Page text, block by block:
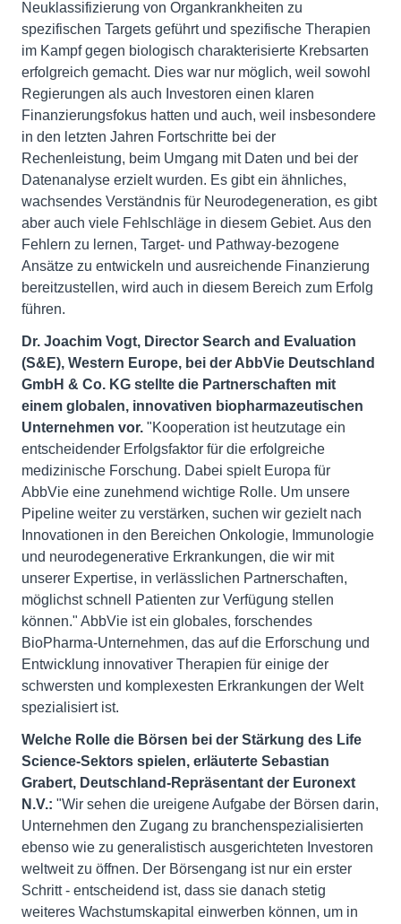
Neuklassifizierung von Organkrankheiten zu
spezifischen Targets geführt und spezifische Therapien
im Kampf gegen biologisch charakterisierte Krebsarten
erfolgreich gemacht. Dies war nur möglich, weil sowohl
Regierungen als auch Investoren einen klaren
Finanzierungsfokus hatten und auch, weil insbesondere
in den letzten Jahren Fortschritte bei der
Rechenleistung, beim Umgang mit Daten und bei der
Datenanalyse erzielt wurden. Es gibt ein ähnliches,
wachsendes Verständnis für Neurodegeneration, es gibt
aber auch viele Fehlschläge in diesem Gebiet. Aus den
Fehlern zu lernen, Target- und Pathway-bezogene
Ansätze zu entwickeln und ausreichende Finanzierung
bereitzustellen, wird auch in diesem Bereich zum Erfolg
führen.
Dr. Joachim Vogt, Director Search and Evaluation
(S&E), Western Europe, bei der AbbVie Deutschland
GmbH & Co. KG stellte die Partnerschaften mit
einem globalen, innovativen biopharmazeutischen
Unternehmen vor. "Kooperation ist heutzutage ein
entscheidender Erfolgsfaktor für die erfolgreiche
medizinische Forschung. Dabei spielt Europa für
AbbVie eine zunehmend wichtige Rolle. Um unsere
Pipeline weiter zu verstärken, suchen wir gezielt nach
Innovationen in den Bereichen Onkologie, Immunologie
und neurodegenerative Erkrankungen, die wir mit
unserer Expertise, in verlässlichen Partnerschaften,
möglichst schnell Patienten zur Verfügung stellen
können." AbbVie ist ein globales, forschendes
BioPharma-Unternehmen, das auf die Erforschung und
Entwicklung innovativer Therapien für einige der
schwersten und komplexesten Erkrankungen der Welt
spezialisiert ist.
Welche Rolle die Börsen bei der Stärkung des Life
Science-Sektors spielen, erläuterte Sebastian
Grabert, Deutschland-Repräsentant der Euronext
N.V.: "Wir sehen die ureigene Aufgabe der Börsen darin,
Unternehmen den Zugang zu branchenspezialisierten
ebenso wie zu generalistisch ausgerichteten Investoren
weltweit zu öffnen. Der Börsengang ist nur ein erster
Schritt - entscheidend ist, dass sie danach stetig
weiteres Wachstumskapital einwerben können, um in